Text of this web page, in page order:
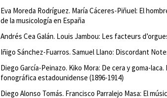
Eva Moreda Rodríguez. María Cáceres-Piñuel: El
de la musicología en España
Andrés Cea Galán. Louis Jambou: Les facteurs
Iñigo Sánchez-Fuarros. Samuel Llano: Discordant
Diego García-Peinazo. Kiko Mora: De cera y goma-
fonográfica estadounidense (1896-1914)
Diego Alonso Tomás. Francisco Parralejo Masa: El